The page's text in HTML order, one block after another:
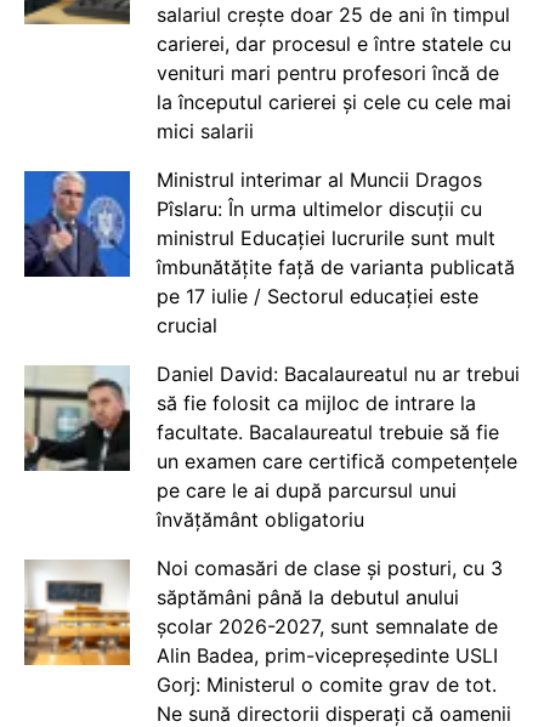
salariul crește doar 25 de ani în timpul
carierei, dar procesul e între statele cu
venituri mari pentru profesori încă de
la începutul carierei și cele cu cele mai
mici salarii
Ministrul interimar al Muncii Dragos
Pîslaru: În urma ultimelor discuții cu
ministrul Educației lucrurile sunt mult
îmbunătățite față de varianta publicată
pe 17 iulie / Sectorul educației este
crucial
Daniel David: Bacalaureatul nu ar trebui
să fie folosit ca mijloc de intrare la
facultate. Bacalaureatul trebuie să fie
un examen care certifică competențele
pe care le ai după parcursul unui
învățământ obligatoriu
Noi comasări de clase și posturi, cu 3
săptămâni până la debutul anului
școlar 2026-2027, sunt semnalate de
Alin Badea, prim-vicepreședinte USLI
Gorj: Ministerul o comite grav de tot.
Ne sună directorii disperați că oamenii